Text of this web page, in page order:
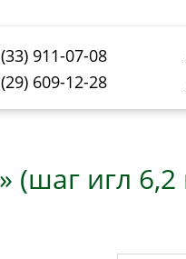
911-07-08
609-12-28
(шаг игл